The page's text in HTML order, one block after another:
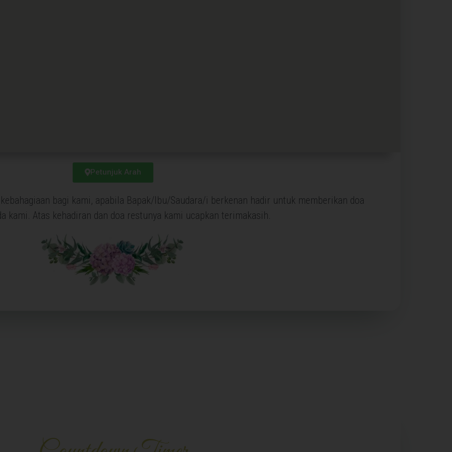
Petunjuk Arah
bagi kami, apabila Bapak/Ibu/Saudara/i berkenan hadir untuk memberikan doa
kami. Atas kehadiran dan doa restunya kami ucapkan terimakasih.